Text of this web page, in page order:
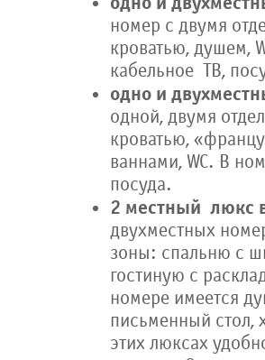
номер с двумя
кроватью, душем,
кабельное ТВ,
одно и
одной, двумя
кроватью,
ваннами, WC. В
посуда.
2 местный люкс
двухместных
зоны: спальню с
гостиную с
номере имеется
письменный стол,
этих люксах